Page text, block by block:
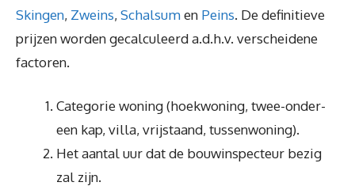
Skingen, Zweins, Schalsumen Peins. De definitieve
prijzen worden gecalculeerd a.d.h.v. verscheidene
factoren.
Categorie woning (hoekwoning, twee-onder-
een kap, villa, vrijstaand, tussenwoning).
Het aantal uur dat de bouwinspecteur bezig
zal zijn.